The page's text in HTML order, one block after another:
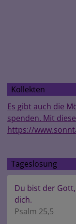
Kollekten
Es gibt auch die
spenden. Mit
https://
Tageslosung
Du bist der
dich.
Psalm 25,5